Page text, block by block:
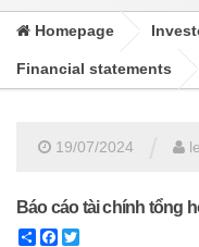
Homepage
Financial statements
19/07/2024
Báo cáo tài chính tổng
ShareFacebook